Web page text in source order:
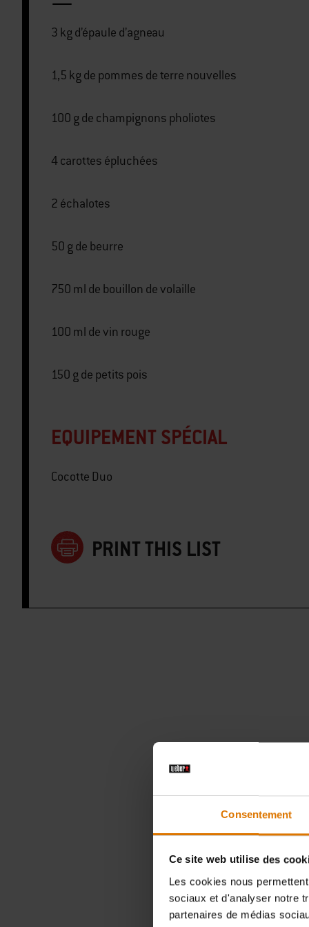
Consentement
Ce site web utilise des
Les cookies nous
sociaux et d'analyser notre
partenaires de médias
3 kg d’épaule d’agneau
1,5 kg de pommes de terre nouvelles
100 g de champignons pholiotes
4 carottes épluchées
2 échalotes
50 g de beurre
750 ml de bouillon de volaille
100 ml de vin rouge
150 g de petits pois
EQUIPEMENT SPÉCIAL
Cocotte Duo
PRINT THIS LIST